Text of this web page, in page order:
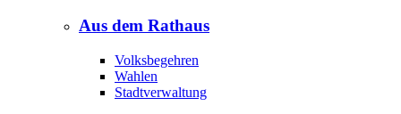
Aus dem Rathaus
Volksbegehren
Wahlen
Stadtverwaltung